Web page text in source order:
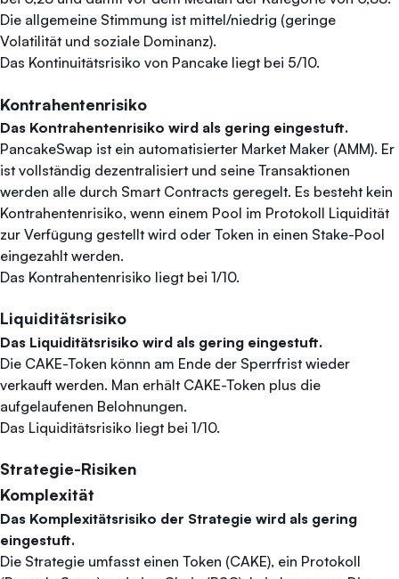
Die allgemeine Stimmung ist mittel/niedrig (geringe
Volatilität und soziale Dominanz).
Das Kontinuitätsrisiko von Pancake liegt bei 5/10.
Kontrahentenrisiko
Das Kontrahentenrisiko wird als gering eingestuft.
PancakeSwap ist ein automatisierter Market Maker (AMM). Er
ist vollständig dezentralisiert und seine Transaktionen
werden alle durch Smart Contracts geregelt. Es besteht kein
Kontrahentenrisiko, wenn einem Pool im Protokoll Liquidität
zur Verfügung gestellt wird oder Token in einen Stake-Pool
eingezahlt werden.
Das Kontrahentenrisiko liegt bei 1/10.
Liquiditätsrisiko
Das Liquiditätsrisiko wird als gering eingestuft.
Die CAKE-Token könnn am Ende der Sperrfrist wieder
verkauft werden. Man erhält CAKE-Token plus die
aufgelaufenen Belohnungen.
Das Liquiditätsrisiko liegt bei 1/10.
Strategie-Risiken
Komplexität
Das Komplexitätsrisiko der Strategie wird als gering
eingestuft.
Die Strategie umfasst einen Token (CAKE), ein Protokoll